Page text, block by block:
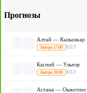
Прогнозы
Алтай — Кызылжар
Завтра 17:00 КПЛ
Каспий — Улытау
Завтра 20:00 КПЛ
Астана — Окжетпес